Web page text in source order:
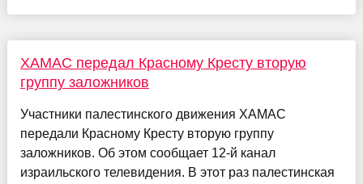
ХАМАС передал Красному Кресту вторую
группу заложников
Участники палестинского движения ХАМАС
передали Красному Кресту вторую группу
заложников. Об этом сообщает 12-й канал
израильского телевидения. В этот раз палестинская